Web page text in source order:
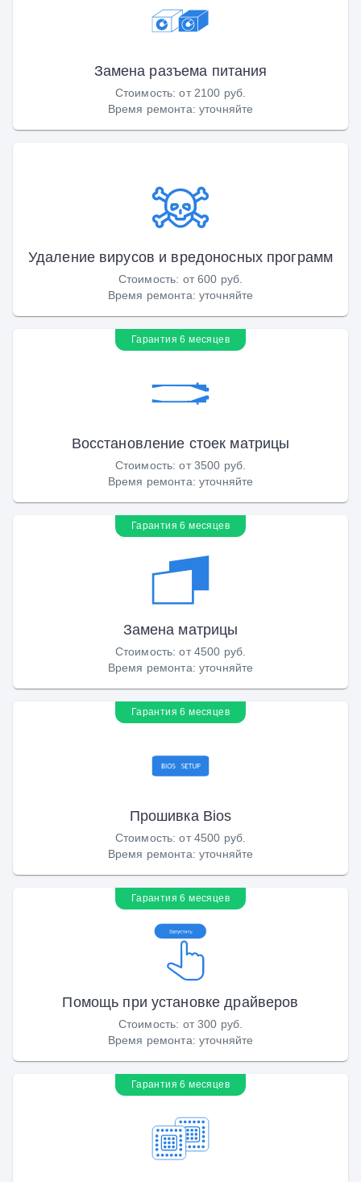
Замена разъема питания
Стоимость:от 2100 руб.
Время ремонта: уточняйте
Удаление вирусов и вредоносных программ
Стоимость: от 600 руб.
Время ремонта: уточняйте
Гарантия 6 месяцев
Восстановление стоек матрицы
Стоимость:от 3500 руб.
Время ремонта: уточняйте
Гарантия 6 месяцев
Замена матрицы
Стоимость:от 4500 руб.
Время ремонта: уточняйте
Гарантия 6 месяцев
Прошивка Bios
Стоимость:от 4500 руб.
Время ремонта: уточняйте
Гарантия 6 месяцев
Помощь при установке драйверов
Стоимость: от 300 руб.
Время ремонта: уточняйте
Гарантия 6 месяцев